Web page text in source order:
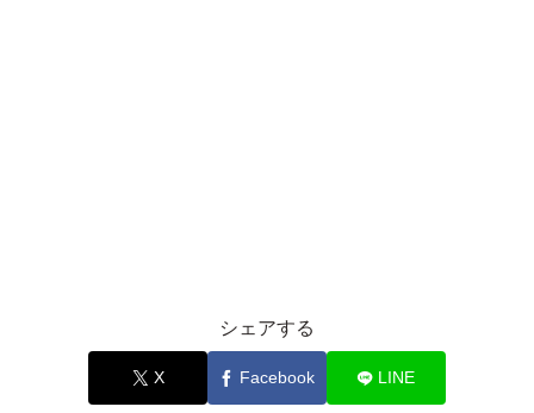
シェアする
X Facebook LINE